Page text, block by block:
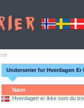
Underserier for Hverdagen Er
Navn
Hverdagen er ikke som du